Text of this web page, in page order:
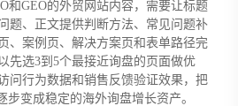
和GEO的外贸网站内容，需要让标题
题、正文提供判断方法、常见问题补
、案例页、解决方案页和表单路径完
先选3到5个最接近询盘的页面做优
问行为数据和销售反馈验证效果，把
步变成稳定的海外询盘增长资产。